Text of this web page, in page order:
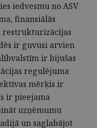
iedvesmu no ASV
finansiālās
restrukturizācijas
ir guvusi arvien
ir bijušas
regulējuma
mērķis ir
ir pieejama
uzņēmumu
un saglabājot